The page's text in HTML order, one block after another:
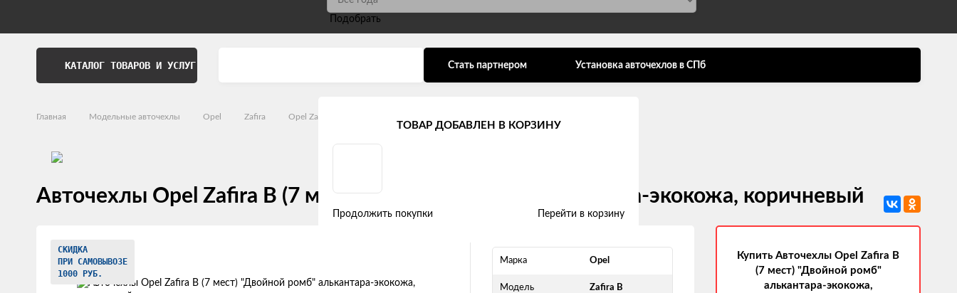
Подобрать
КАТАЛОГ ТОВАРОВ И УСЛУГ Стать партнером Установка авточехлов в СПб
Главная Модельные авточехлы Opel Zafira Opel Zafira B (7 мест) (2005 - 2008)
Авточехлы Opel Zafira В (7 мест) "Двойной ромб" алькантара-экокожа, коричневый
товаров
СКИДКА
ПРИ САМОВЫВОЗЕ
1000 РУБ.
Марка Opel
Модель Zafira B
Купить Авточехлы Opel Zafira В
(7 мест) "Двойной ромб"
алькантара-экокожа,
ТОВАР ДОБАВЛЕН В КОРЗИНУ
Продолжить покупки Перейти в корзину